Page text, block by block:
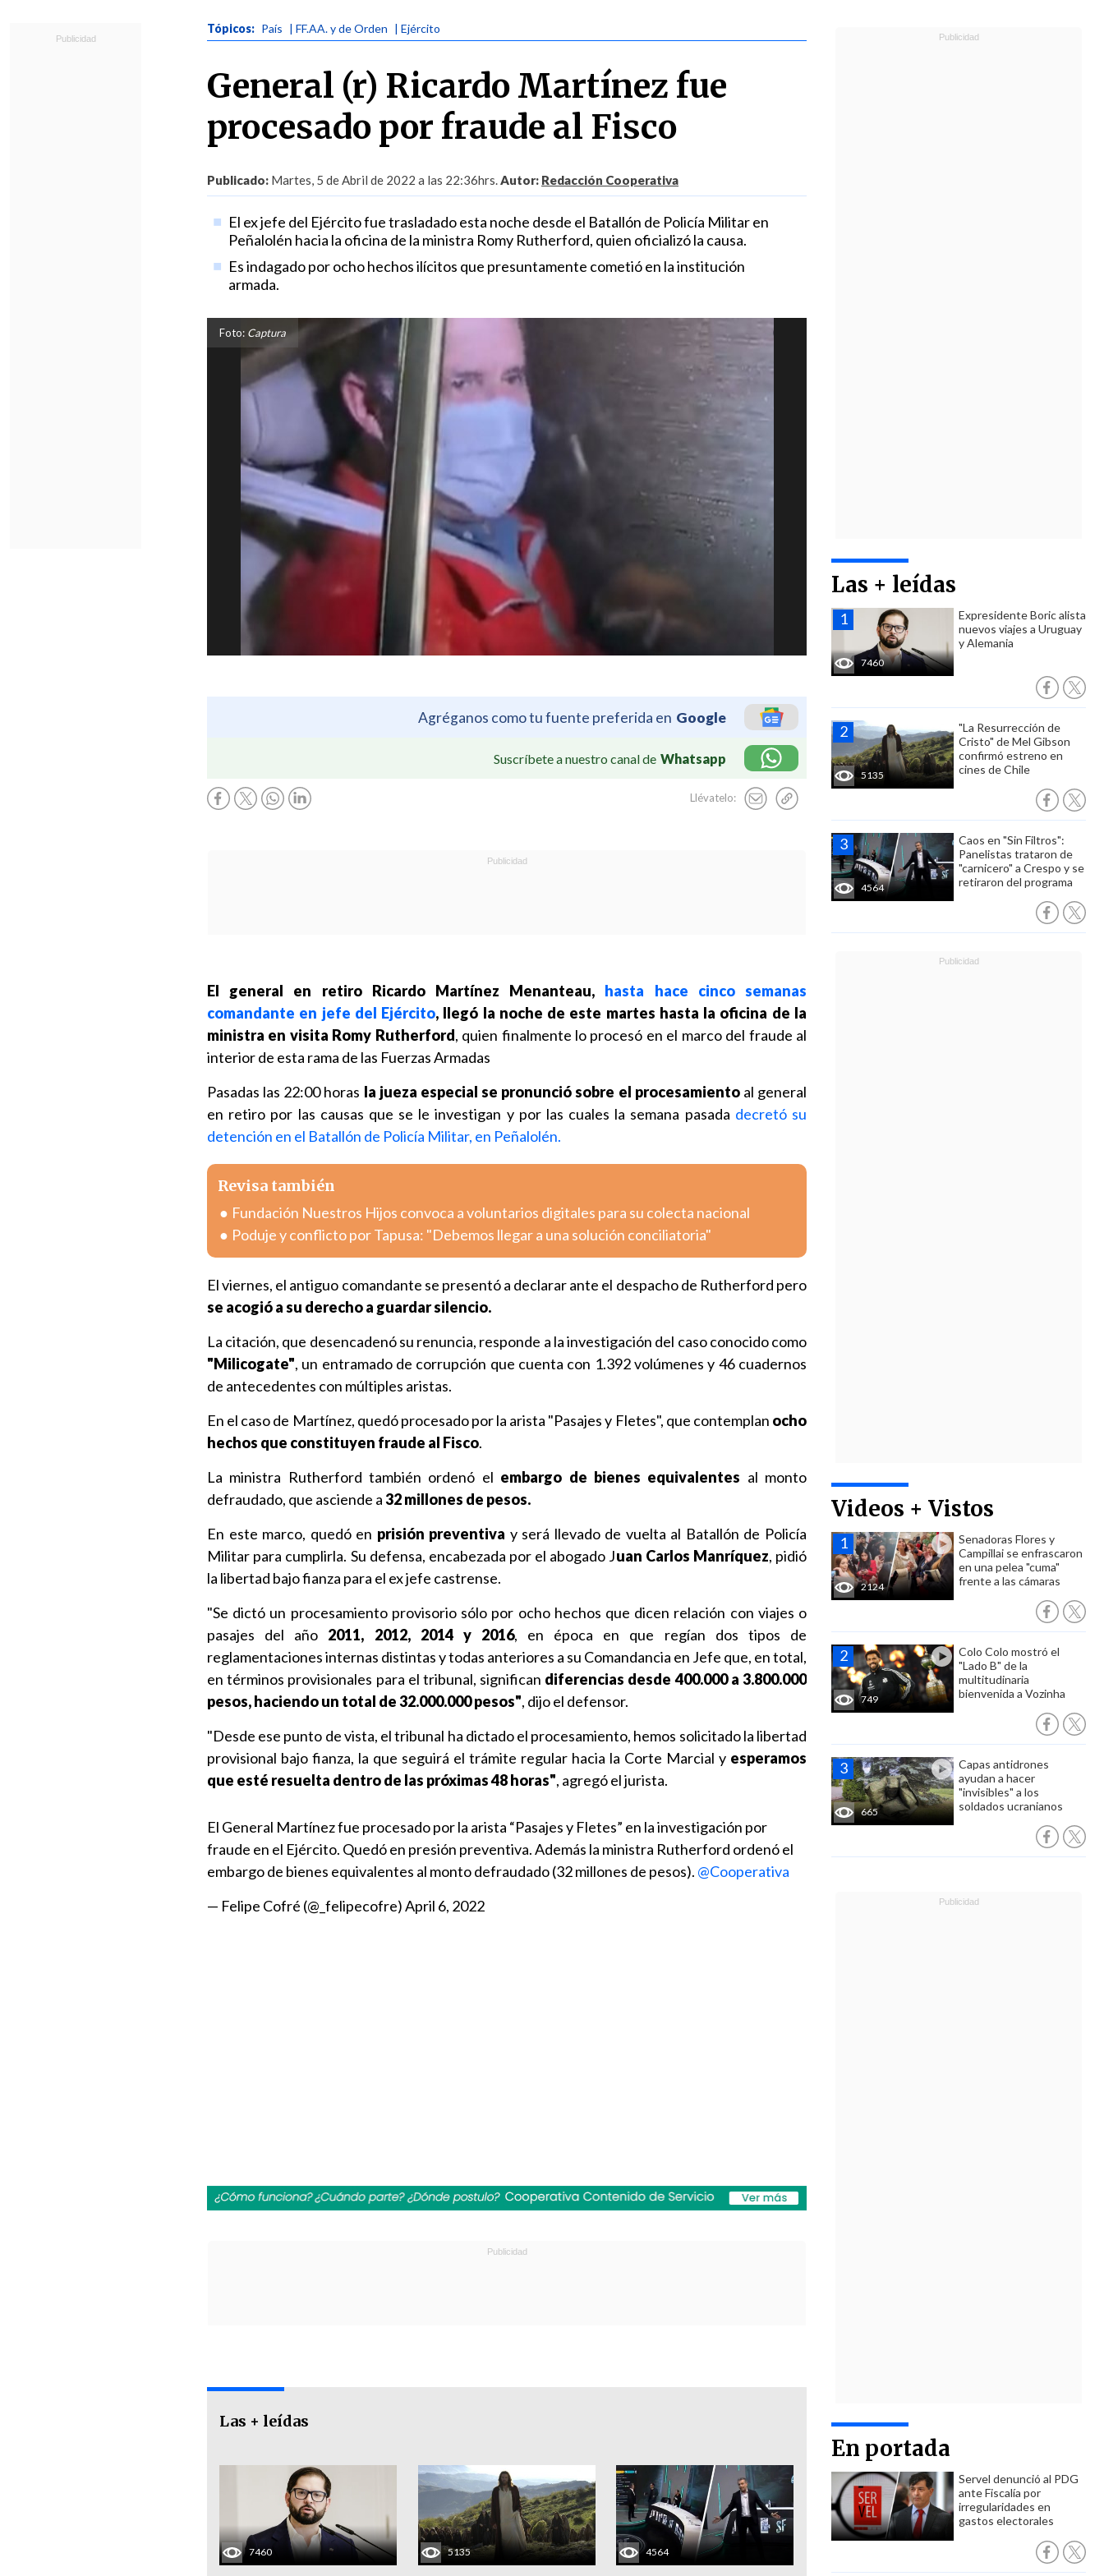
Tópicos: País | FF.AA. y de Orden | Ejército
General (r) Ricardo Martínez fue
procesado por fraude al Fisco
Publicado: Martes, 5 de Abril de 2022 a las 22:36hrs.Autor: Redacción Cooperativa
El ex jefe del Ejército fue trasladado esta noche desde el Batallón de Policía Militar en
Peñalolén hacia la oficina de la ministra Romy Rutherford, quien oficializó la causa.
Es indagado por ocho hechos ilícitos que presuntamente cometió en la institución
armada.
Foto: Captura
Agréganos como tu fuente preferida en Google
Suscríbete a nuestro canal de Whatsapp
Llévatelo:
Las + leídas
7460
Expresidente Boric alista
nuevos viajes a Uruguay
y Alemania
5135
"La Resurrección de
Cristo" de Mel Gibson
confirmó estreno en
cines de Chile
4564
Caos en "Sin Filtros":
Panelistas trataron de
"carnicero" a Crespo y se
retiraron del programa
Videos + Vistos
2124
Senadoras Flores y
Campillai se enfrascaron
en una pelea "cuma"
frente a las cámaras
749
Colo Colo mostró el
"Lado B" de la
multitudinaria
bienvenida a Vozinha
665
Capas antidrones
ayudan a hacer
"invisibles" a los
soldados ucranianos
En portada
Servel denunció al PDG
ante Fiscalía por
irregularidades en
gastos electorales
El general en retiro Ricardo Martínez Menanteau, hasta hace cinco semanas
comandante en jefe del Ejército, llegó la noche de este martes hasta la oficina de la
ministra en visita Romy Rutherford, quien finalmente lo procesó en el marco del fraude al
interior de esta rama de las Fuerzas Armadas
Pasadas las 22:00 horas la jueza especial se pronunció sobre el procesamientoal general
en retiro por las causas que se le investigan y por las cuales la semana pasada decretó su
detención en el Batallón de Policía Militar, en Peñalolén.
Revisa también
Fundación Nuestros Hijos convoca a voluntarios digitales para su colecta nacional
Poduje y conflicto por Tapusa: "Debemos llegar a una solución conciliatoria"
El viernes, el antiguo comandante se presentó a declarar ante el despacho de Rutherford pero
se acogió a su derecho a guardar silencio.
La citación, que desencadenó su renuncia, responde a la investigación del caso conocido como
"Milicogate", un entramado de corrupción que cuenta con 1.392 volúmenes y 46 cuadernos
de antecedentes con múltiples aristas.
En el caso de Martínez, quedó procesado por la arista "Pasajes y Fletes", que contemplan ocho
hechos que constituyen fraude al Fisco.
La ministra Rutherford también ordenó el embargo de bienes equivalentes al monto
defraudado, que asciende a32 millones de pesos.
En este marco, quedó en prisión preventiva y será llevado de vuelta al Batallón de Policía
Militar para cumplirla. Su defensa, encabezada por el abogado Juan Carlos Manríquez, pidió
la libertad bajo fianza para el ex jefe castrense.
"Se dictó un procesamiento provisorio sólo por ocho hechos que dicen relación con viajes o
pasajes del año 2011, 2012, 2014 y 2016, en época en que regían dos tipos de
reglamentaciones internas distintas y todas anteriores a su Comandancia en Jefe que, en total,
en términos provisionales para el tribunal, significan diferencias desde 400.000 a 3.800.000
pesos, haciendo un total de 32.000.000 pesos", dijo el defensor.
"Desde ese punto de vista, el tribunal ha dictado el procesamiento, hemos solicitado la libertad
provisional bajo fianza, la que seguirá el trámite regular hacia la Corte Marcial y esperamos
que esté resuelta dentro de las próximas 48 horas", agregó el jurista.
El General Martínez fue procesado por la arista “Pasajes y Fletes” en la investigación por
fraude en el Ejército. Quedó en presión preventiva. Además la ministra Rutherford ordenó el
embargo de bienes equivalentes al monto defraudado (32 millones de pesos). @Cooperativa
— Felipe Cofré (@_felipecofre)April 6, 2022
Las + leídas
7460 5135 4564